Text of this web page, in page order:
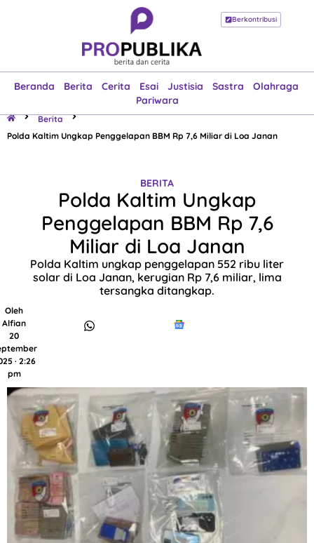
Berkontribusi
Beranda Berita Cerita Esai Justisia Sastra
Olahraga
Pariwara
Beranda
Esai
Justisia
Sastra
Olahraga
Pariwara
Berita
Polda Kaltim Ungkap Penggelapan BBM Rp 7,6 Miliar di Loa Janan
BERITA
Polda Kaltim Ungkap
Penggelapan BBM Rp 7,6
Miliar di Loa Janan
Polda Kaltim ungkap penggelapan 552 ribu liter
solar di Loa Janan, kerugian Rp 7,6 miliar, lima
tersangka ditangkap.
Oleh
Alfian
20
· 2:26
pm